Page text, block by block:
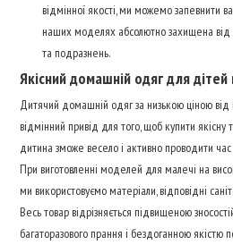
відмінної якості, ми можемо запевнити
наших моделях абсолютно захищена від
та подразнень.
Якісний домашній одяг для
Дитячий домашній одяг за низькою ціною
відмінний привід для того, щоб купити якісну
дитина зможе весело і активно проводити
При виготовленні моделей для малечі на
ми використовуємо матеріали, відповідні
Весь товар відрізняється підвищеною
багаторазового прання і бездоганною якістю